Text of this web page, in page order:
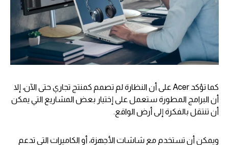
كما تؤكد Acer على أن النظارة لم تصمم كمنتج تجاري حتى الآن، إلا
أن البرامج المطورة ستعمل على إختيار بعض المشاريع التي يمكن
أن تنتقل بالفكرة إلى أرض الواقع.
ويمكن أن تستخدم مع شاشات الأجهزة، أو الكاميرات التي تدعم